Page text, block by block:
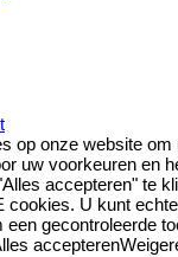
op onze website
uw voorkeuren en
accepteren" te
cookies. U kunt
een gecontroleerde
accepteren